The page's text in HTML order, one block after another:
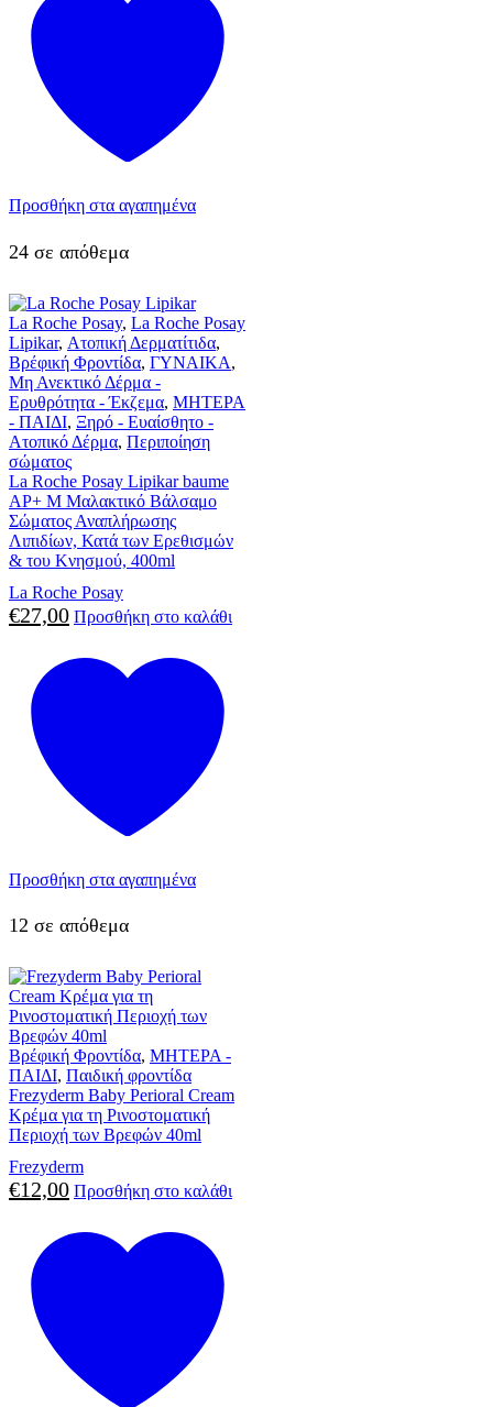
Προσθήκη στα αγαπημένα
24 σε απόθεμα
La Roche Posay, La Roche Posay
Lipikar, Ατοπική Δερματίτιδα,
Βρέφική Φροντίδα, ΓΥΝΑΙΚΑ,
Μη Ανεκτικό Δέρμα -
Ερυθρότητα - Έκζεμα, ΜΗΤΕΡΑ
- ΠΑΙΔΙ, Ξηρό - Ευαίσθητο -
Ατοπικό Δέρμα, Περιποίηση
σώματος
La Roche Posay Lipikar baume
AP+ M Μαλακτικό Βάλσαμο
Σώματος Αναπλήρωσης
Λιπιδίων, Κατά των Ερεθισμών
& του Κνησμού, 400ml
La Roche Posay
€27,00 Προσθήκη στο καλάθι
Προσθήκη στα αγαπημένα
12 σε απόθεμα
Βρέφική Φροντίδα, ΜΗΤΕΡΑ -
ΠΑΙΔΙ, Παιδική φροντίδα
Frezyderm Baby Perioral Cream
Κρέμα για τη Ρινοστοματική
Περιοχή των Βρεφών 40ml
Frezyderm
€12,00 Προσθήκη στο καλάθι